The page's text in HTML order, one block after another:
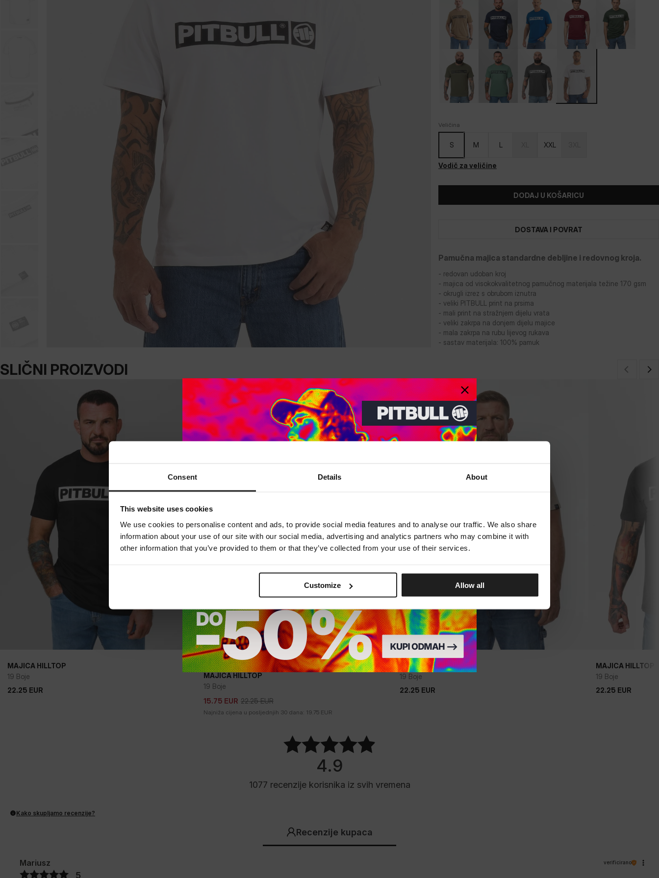
Consent Details About
This website uses cookies
We use cookies to personalise content and ads, to provide social media features and to analyse our traffic. We also share
information about your use of our site with our social media, advertising and analytics partners who may combine it with
other information that you’ve provided to them or that they’ve collected from your use of their services.
Customize Allow all
Veličina
S M L XXL
Vodič za veličine
DODAJ U KOŠARICU
DOSTAVA I POVRAT
Pamučna majica standardne debljine i redovnog kroja.
- redovan udoban kroj
- majica od visokokvalitetnog pamučnog materijala težine 170 gsm
- okrugli izrez s obrubom iznutra
- veliki PITBULL print na prsima
- mali print na stražnjem dijelu vrata
- veliki zakrpa na donjem dijelu majice
- mala zakrpa na rubu lijevog rukava
- sastav materijala: 100% pamuk
SLIČNI PROIZVODI
MAJICA HILLTOP
19 Boje
22.25 EUR
22.25 EUR
Rasprodaja
MAJICA HILLTOP
19 Boje
15.75 EUR 22.25 EUR
Najniža cijena u posljednjih 30 dana: 19.75 EUR
+
MAJICA HILLTOP
19 Boje
22.25 EUR
22.25 EUR
MAJICA HILLTOP
19 Boje
22.25 EUR
22.25 EUR
4.9
1077 recenzije korisnika iz svih vremena
Kako skupljamo recenzije?
Recenzije kupaca
Mariusz verificirano
5
Dedicated store available
UNITED STATES